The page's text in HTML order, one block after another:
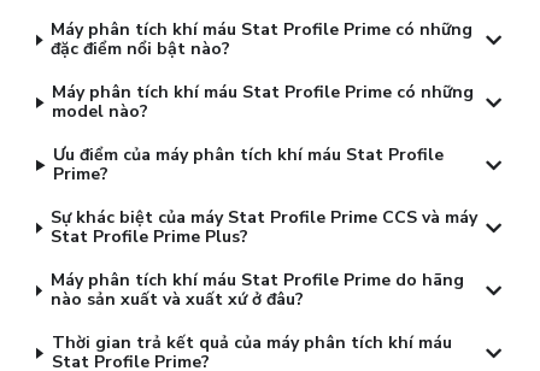
Máy phân tích khí máu Stat Profile Prime có những
đặc điểm nổi bật nào?
Máy phân tích khí máu Stat Profile Prime có những
model nào?
Ưu điểm của máy phân tích khí máu Stat Profile
Prime?
Sự khác biệt của máy Stat Profile Prime CCS và máy
Stat Profile Prime Plus?
Máy phân tích khí máu Stat Profile Prime do hãng
nào sản xuất và xuất xứ ở đâu?
Thời gian trả kết quả của máy phân tích khí máu
Stat Profile Prime?